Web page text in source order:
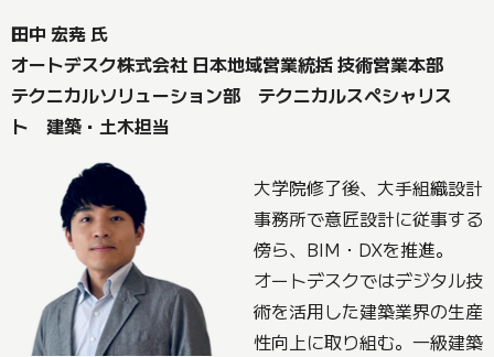
田中 宏尭 氏
オートデスク株式会社 日本地域営業統括 技術営業本部
テクニカルソリューション部 テクニカルスペシャリス
ト 建築・土木担当
大学院修了後、大手組織設計
事務所で意匠設計に従事する
傍ら、BIM・DXを推進。
オートデスクではデジタル技
術を活用した建築業界の生産
性向上に取り組む。一級建築